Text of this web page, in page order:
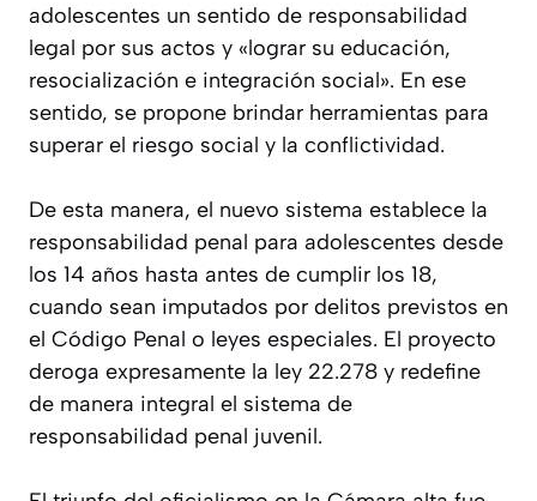
adolescentes un sentido de responsabilidad
legal por sus actos y «lograr su educación,
resocialización e integración social». En ese
sentido, se propone brindar herramientas para
superar el riesgo social y la conflictividad.
De esta manera, el nuevo sistema establece la
responsabilidad penal para adolescentes desde
los 14 años hasta antes de cumplir los 18,
cuando sean imputados por delitos previstos en
el Código Penal o leyes especiales. El proyecto
deroga expresamente la ley 22.278 y redefine
de manera integral el sistema de
responsabilidad penal juvenil.